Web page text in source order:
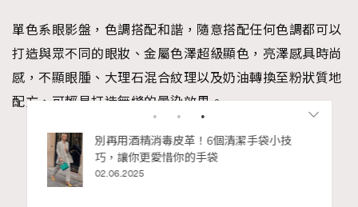
單色系眼影盤，色調搭配和諧，隨意搭配任何色調都可以
打造與眾不同的眼妝、金屬色澤超級顯色，亮澤感具時尚
感，不顯眼腫、大理石混合紋理以及奶油轉換至粉狀質地
配方，可輕易打造無縫的暈染效果。
Advertisement
別再用酒精消毒皮革！6個清潔手袋小技
巧，讓你更愛惜你的手袋
02.06.2025